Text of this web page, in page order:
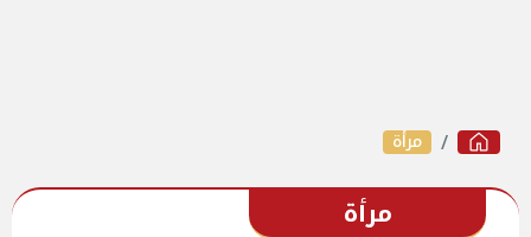
مرأة
مرأة